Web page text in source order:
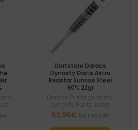
Iva
Dartstore Dardos
Dynasty Darts Astra
Redstar Sunrise Steel
90% 22gr
Dardos Punta de acero
Dynasty Punta Acero
63,96€ Iva incluido